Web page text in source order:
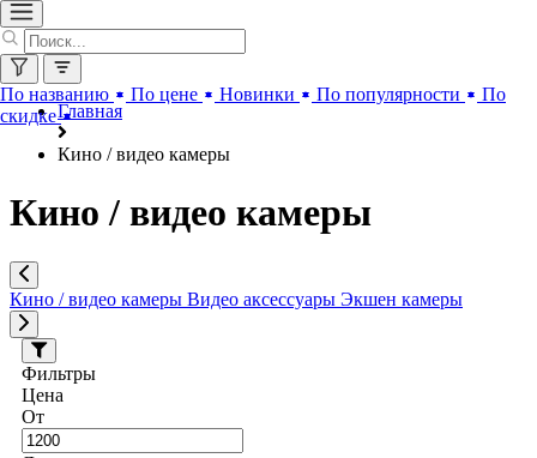
Главная
Кино / видео камеры
По названию По цене Новинки По популярности
По
скидке
Кино / видео камеры
Кино / видео камеры Видео аксессуары Экшен камеры
Фильтры
Цена
От